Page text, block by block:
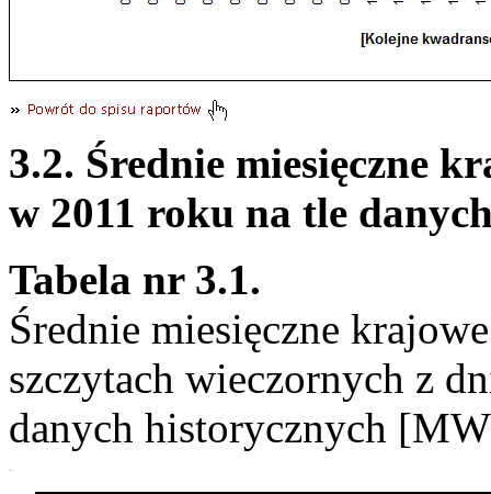
3.2. Średnie miesięczne
w 2011 roku na tle
Tabela nr 3.1.
Średnie miesięczne
szczytach wieczornych z
danych historycznych